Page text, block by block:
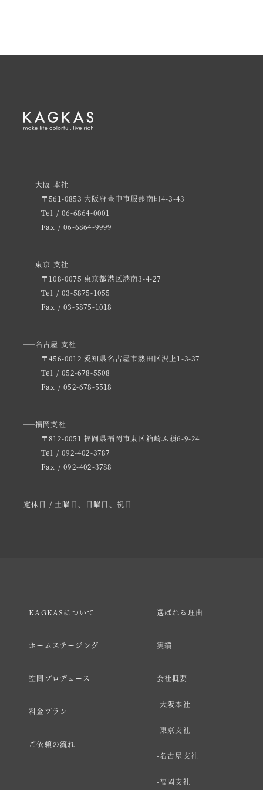
大阪 本社
〒561-0853 大阪府豊中市服部南町4-3-43
Tel / 06-6864-0001
Fax / 06-6864-9999
東京 支社
〒108-0075 東京都港区港南3-4-27
Tel / 03-5875-1055
Fax / 03-5875-1018
名古屋 支社
〒456-0012 愛知県名古屋市熱田区沢上1-3-37
Tel / 052-678-5508
Fax / 052-678-5518
福岡支社
〒812-0051 福岡県福岡市東区箱崎ふ頭6-9-24
Tel / 092-402-3787
Fax / 092-402-3788
定休日 / 土曜日、日曜日、祝日
KAGKASについて
ホームステージング
空間プロデュース
料金プラン
ご依頼の流れ
選ばれる理由
実績
会社概要
大阪本社
東京支社
名古屋支社
福岡支社